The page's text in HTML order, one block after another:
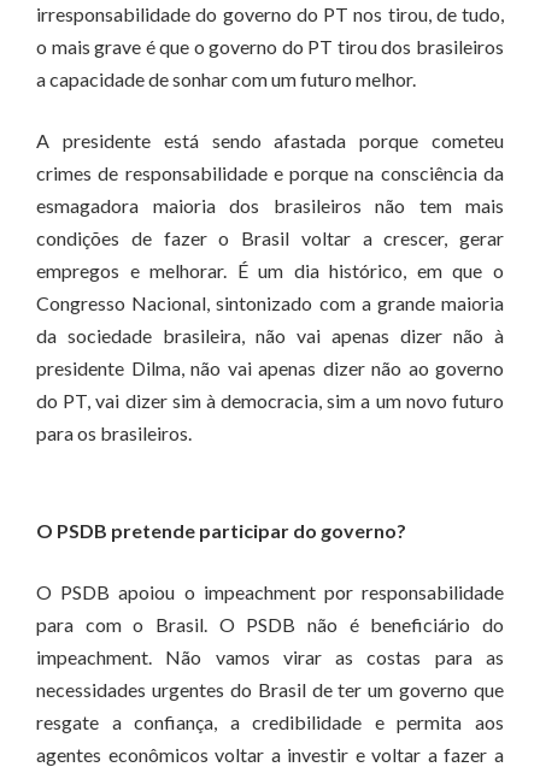
irresponsabilidade do governo do PT nos tirou, de tudo,
o mais grave é que o governo do PT tirou dos brasileiros
a capacidade de sonhar com um futuro melhor.
A presidente está sendo afastada porque cometeu
crimes de responsabilidade e porque na consciência da
esmagadora maioria dos brasileiros não tem mais
condições de fazer o Brasil voltar a crescer, gerar
empregos e melhorar. É um dia histórico, em que o
Congresso Nacional, sintonizado com a grande maioria
da sociedade brasileira, não vai apenas dizer não à
presidente Dilma, não vai apenas dizer não ao governo
do PT, vai dizer sim à democracia, sim a um novo futuro
para os brasileiros.
O PSDB pretende participar do governo?
O PSDB apoiou o impeachment por responsabilidade
para com o Brasil. O PSDB não é beneficiário do
impeachment. Não vamos virar as costas para as
necessidades urgentes do Brasil de ter um governo que
resgate a confiança, a credibilidade e permita aos
agentes econômicos voltar a investir e voltar a fazer a